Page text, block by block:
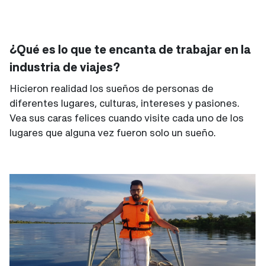
¿Qué es lo que te encanta de trabajar en la
industria de viajes?
Hicieron realidad los sueños de personas de
diferentes lugares, culturas, intereses y pasiones.
Vea sus caras felices cuando visite cada uno de los
lugares que alguna vez fueron solo un sueño.